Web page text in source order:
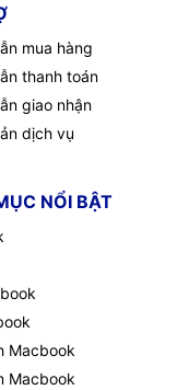
mua hàng
thanh toán
giao nhận
dịch vụ
NỔI BẬT
Macbook
Macbook